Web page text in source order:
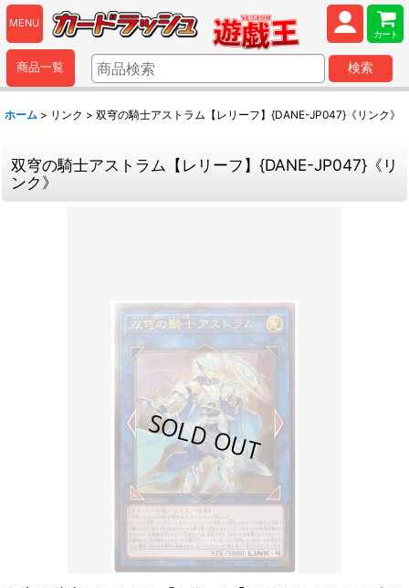
MENU
カート
商品一覧 検索
ホーム > リンク > 双穹の騎士アストラム【レリーフ】{DANE-JP047}《リンク》
双穹の騎士アストラム【レリーフ】{DANE-JP047}《リ
ンク》